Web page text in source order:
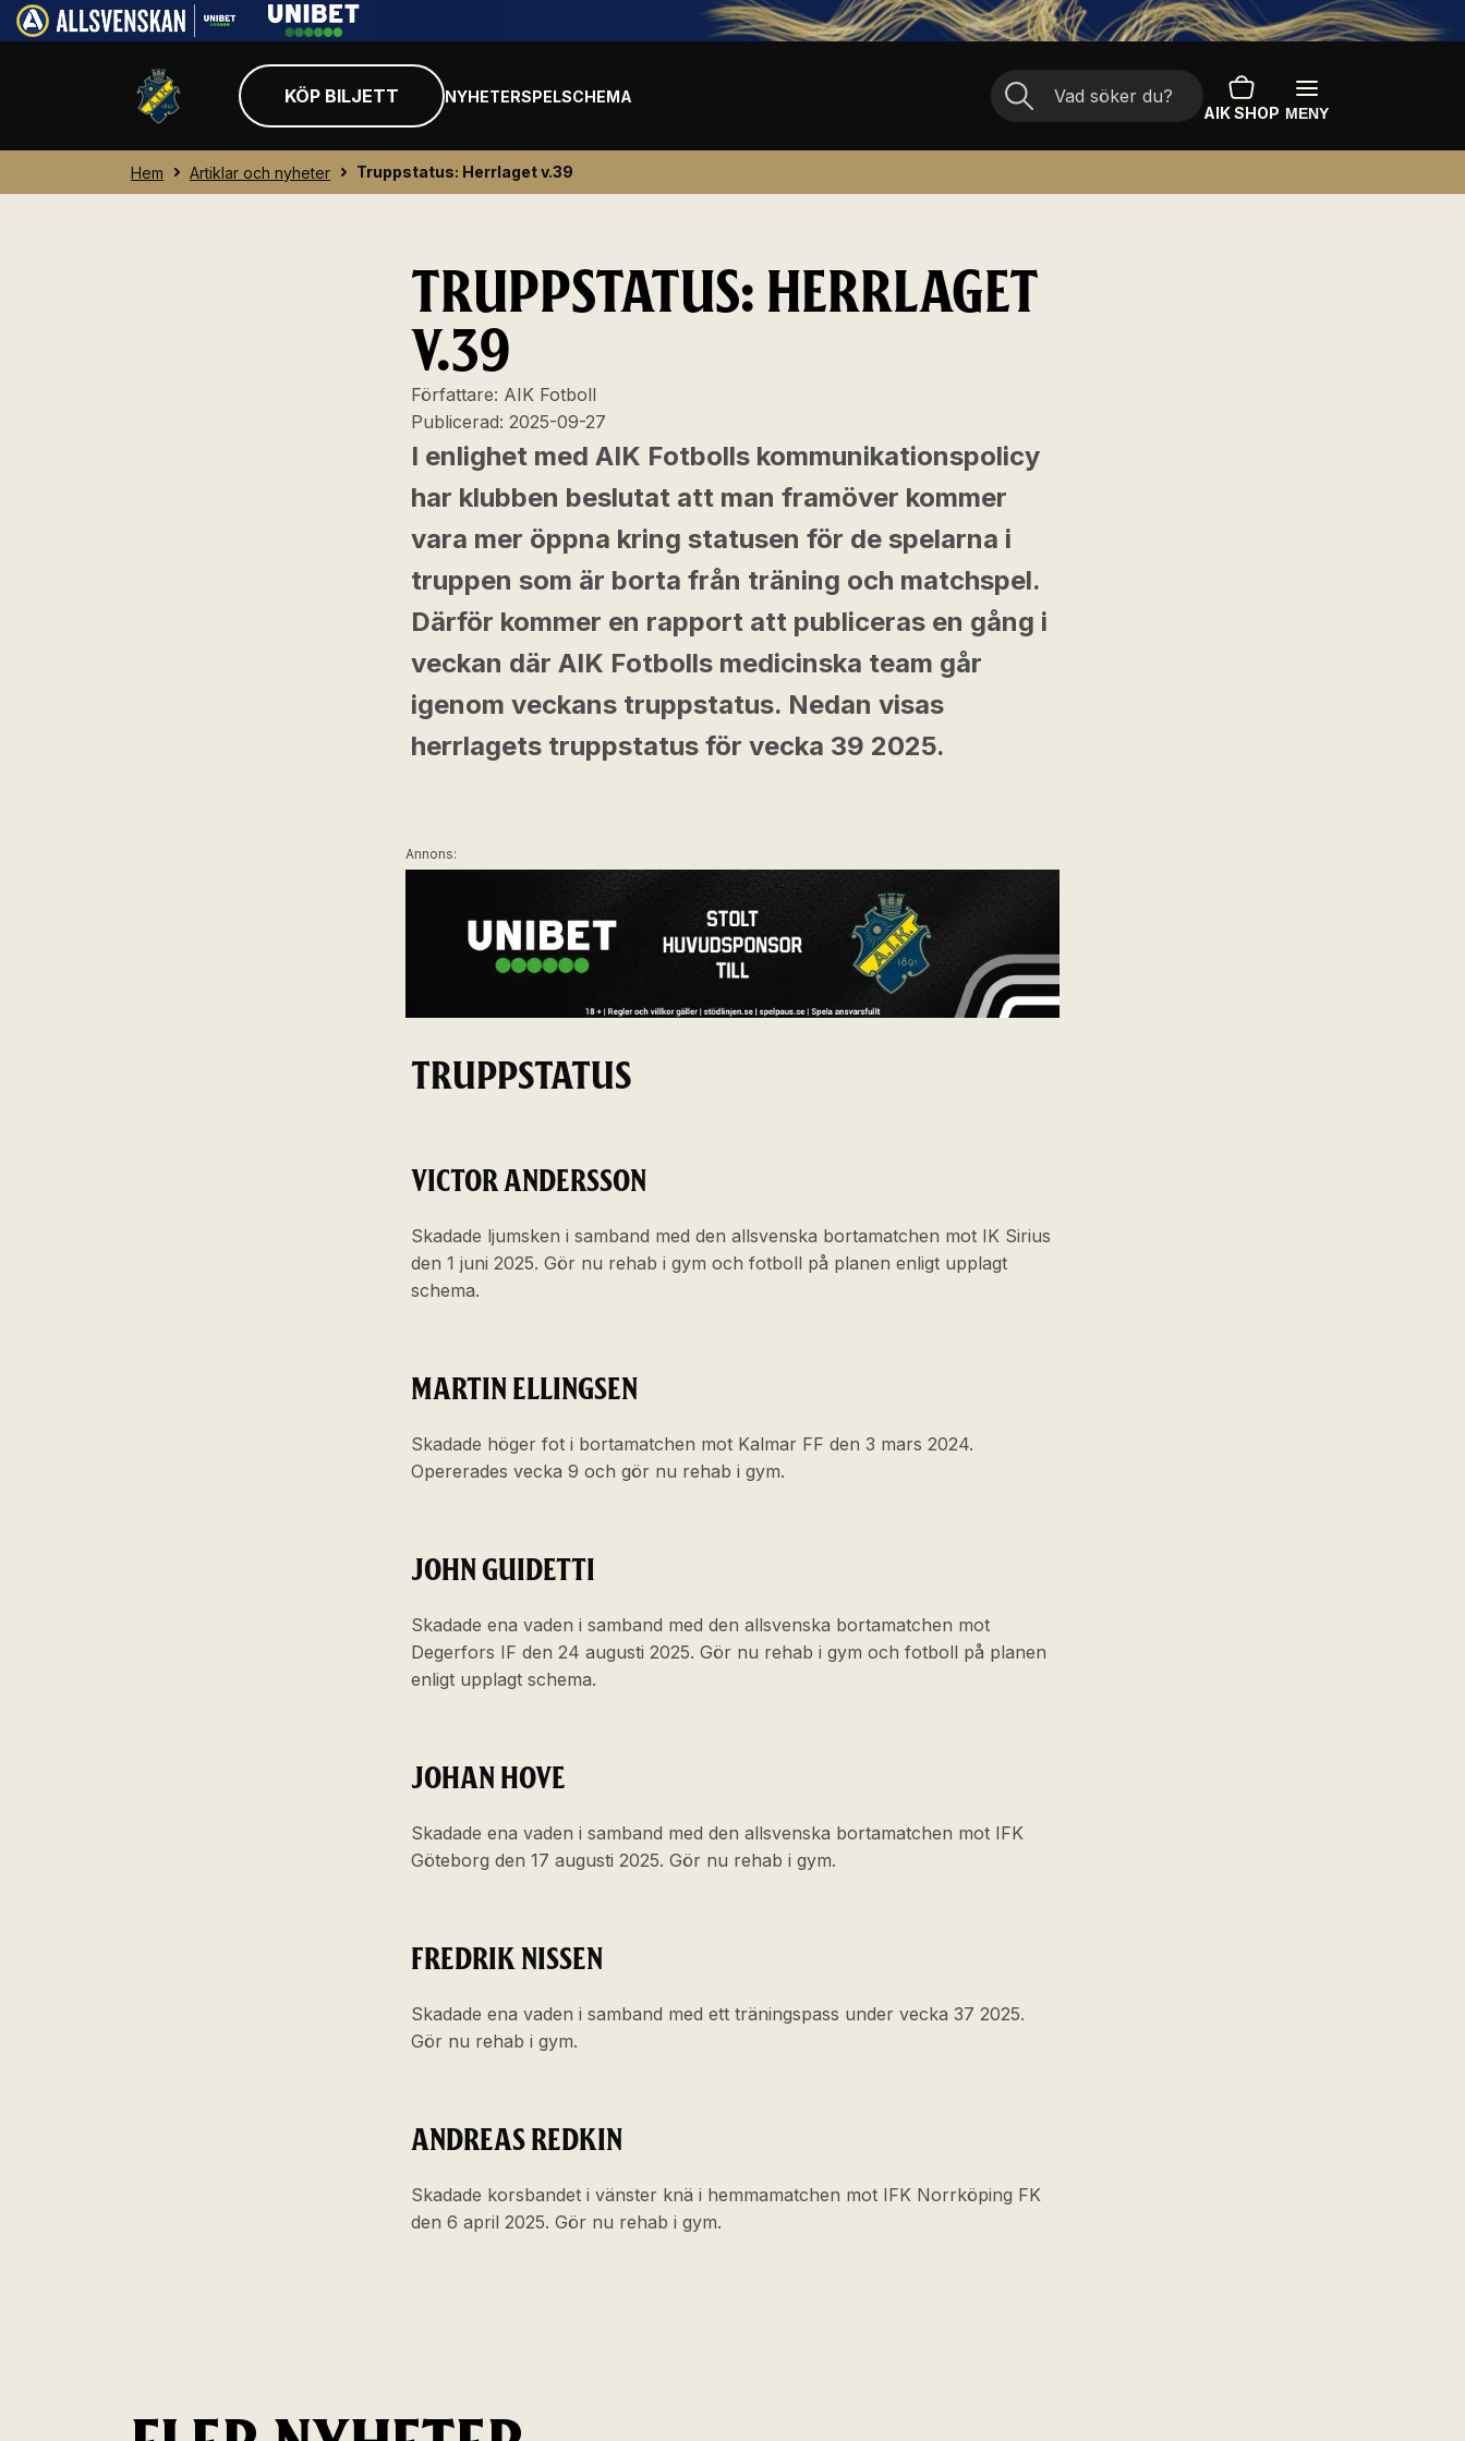
KÖP BILJETT NYHETERSPELSCHEMA
AIK SHOP MENY
Hem Artiklar och nyheter Truppstatus: Herrlaget v.39
TRUPPSTATUS: HERRLAGET
V.39
Författare: AIK Fotboll
Publicerad: 2025-09-27
I enlighet med AIK Fotbolls kommunikationspolicy
har klubben beslutat att man framöver kommer
vara mer öppna kring statusen för de spelarna i
truppen som är borta från träning och matchspel.
Därför kommer en rapport att publiceras en gång i
veckan där AIK Fotbolls medicinska team går
igenom veckans truppstatus. Nedan visas
herrlagets truppstatus för vecka 39 2025.
Annons:
TRUPPSTATUS
VICTOR ANDERSSON
Skadade ljumsken i samband med den allsvenska bortamatchen mot IK Sirius
den 1 juni 2025. Gör nu rehab i gym och fotboll på planen enligt upplagt
schema.
MARTIN ELLINGSEN
Skadade höger fot i bortamatchen mot Kalmar FF den 3 mars 2024.
Opererades vecka 9 och gör nu rehab i gym.
JOHN GUIDETTI
Skadade ena vaden i samband med den allsvenska bortamatchen mot
Degerfors IF den 24 augusti 2025. Gör nu rehab i gym och fotboll på planen
enligt upplagt schema.
JOHAN HOVE
Skadade ena vaden i samband med den allsvenska bortamatchen mot IFK
Göteborg den 17 augusti 2025. Gör nu rehab i gym.
FREDRIK NISSEN
Skadade ena vaden i samband med ett träningspass under vecka 37 2025.
Gör nu rehab i gym.
ANDREAS REDKIN
Skadade korsbandet i vänster knä i hemmamatchen mot IFK Norrköping FK
den 6 april 2025. Gör nu rehab i gym.